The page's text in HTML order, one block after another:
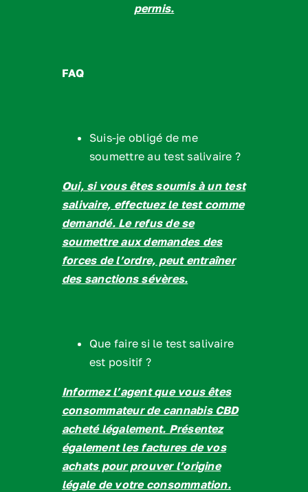
permis.
FAQ
Suis-je obligé de me
soumettre au test salivaire ?
Oui, si vous êtes soumis à un test
salivaire, effectuez le test comme
demandé. Le refus de se
soumettre aux demandes des
forces de l’ordre, peut entraîner
des sanctions sévères.
Que faire si le test salivaire
est positif ?
Informez l’agent que vous êtes
consommateur de cannabis CBD
acheté légalement. Présentez
également les factures de vos
achats pour prouver l’origine
légale de votre consommation.